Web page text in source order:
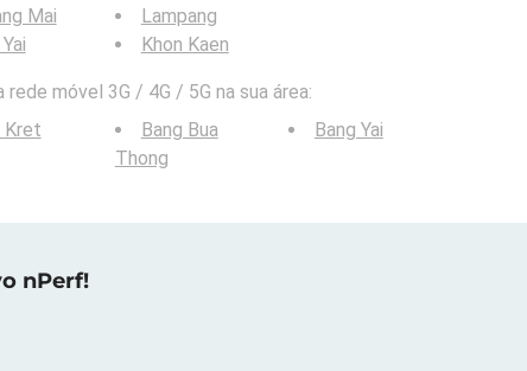
Mai
Lampang
Khon Kaen
móvel 3G / 4G / 5G na sua área:
Kret
Bang Bua
Thong
Bang Yai
nPerf!